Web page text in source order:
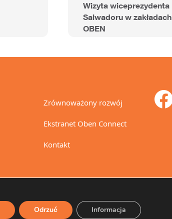
Wizyta wiceprezydenta
Salwadoru w zakładach
OBEN
Zrównoważony rozwój
Ekstranet Oben Connect
Kontakt
Odrzuć Informacja